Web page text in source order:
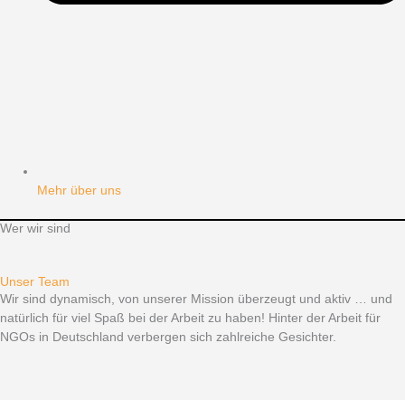
Mehr über uns
Wer wir sind
Unser Team
Wir sind dynamisch, von unserer Mission überzeugt und aktiv … und
natürlich für viel Spaß bei der Arbeit zu haben! Hinter der Arbeit für
NGOs in Deutschland verbergen sich zahlreiche Gesichter.